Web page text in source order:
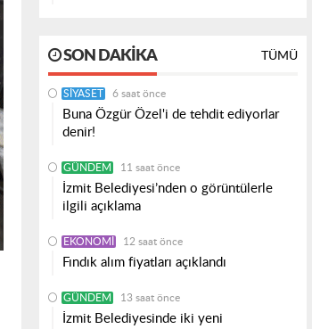
SON DAKIKA TÜMÜ
SIYASET 6 saat önce
Buna Özgür Özel'i de tehdit ediyorlar
denir!
GÜNDEM 11 saat önce
İzmit Belediyesi’nden o görüntülerle
ilgili açıklama
EKONOMI 12 saat önce
Fındık alım fiyatları açıklandı
GÜNDEM 13 saat önce
İzmit Belediyesinde iki yeni